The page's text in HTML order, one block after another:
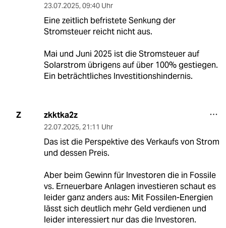
23.07.2025, 09:40 Uhr
Eine zeitlich befristete Senkung der
Stromsteuer reicht nicht aus.
Mai und Juni 2025 ist die Stromsteuer auf
Solarstrom übrigens auf über 100% gestiegen.
Ein beträchtliches Investitionshindernis.
Z zkktka2z
22.07.2025, 21:11 Uhr
Das ist die Perspektive des Verkaufs von Strom
und dessen Preis.
Aber beim Gewinn für Investoren die in Fossile
vs. Erneuerbare Anlagen investieren schaut es
leider ganz anders aus: Mit Fossilen-Energien
lässt sich deutlich mehr Geld verdienen und
leider interessiert nur das die Investoren.